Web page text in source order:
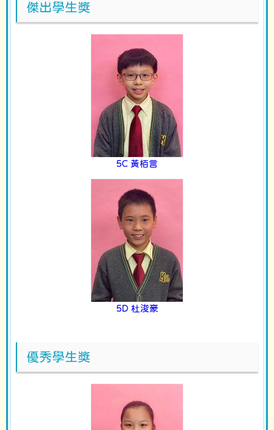
傑出學生獎
5C 黃栢言
5D 杜浚豪
優秀學生獎